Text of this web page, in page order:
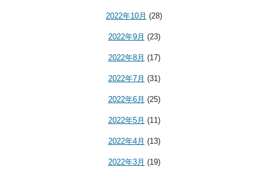
2022年10月 (28)
2022年9月 (23)
2022年8月 (17)
2022年7月 (31)
2022年6月 (25)
2022年5月 (11)
2022年4月 (13)
2022年3月 (19)